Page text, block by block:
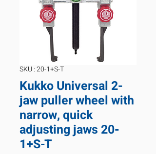
SKU : 20-1+S-T
Kukko Universal 2-
jaw puller wheel with
narrow, quick
adjusting jaws 20-
1+S-T